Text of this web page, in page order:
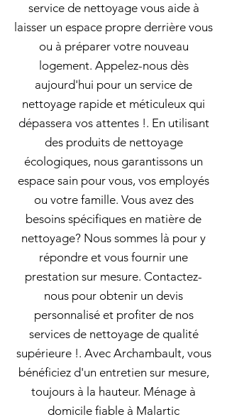
service de nettoyage vous aide à
laisser un espace propre derrière vous
ou à préparer votre nouveau
logement. Appelez-nous dès
aujourd'hui pour un service de
nettoyage rapide et méticuleux qui
dépassera vos attentes !. En utilisant
des produits de nettoyage
écologiques, nous garantissons un
espace sain pour vous, vos employés
ou votre famille. Vous avez des
besoins spécifiques en matière de
nettoyage? Nous sommes là pour y
répondre et vous fournir une
prestation sur mesure. Contactez-
nous pour obtenir un devis
personnalisé et profiter de nos
services de nettoyage de qualité
supérieure !. Avec Archambault, vous
bénéficiez d'un entretien sur mesure,
toujours à la hauteur. Ménage à
domicile fiable à Malartic